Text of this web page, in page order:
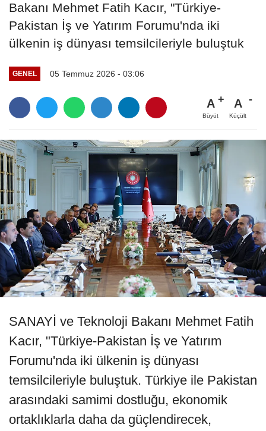
Bakanı Mehmet Fatih Kacır, "Türkiye-
Pakistan İş ve Yatırım Forumu'nda iki
ülkenin iş dünyası temsilcileriyle buluştuk
GENEL 05 Temmuz 2026 - 03:06
A
Büyüt
A
Küçült
SANAYİ ve Teknoloji Bakanı Mehmet Fatih
Kacır, "Türkiye-Pakistan İş ve Yatırım
Forumu'nda iki ülkenin iş dünyası
temsilcileriyle buluştuk. Türkiye ile Pakistan
arasındaki samimi dostluğu, ekonomik
ortaklıklarla daha da güçlendirecek,